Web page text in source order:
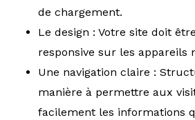
de chargement.
Le design : Votre site doit
responsive sur les appareils
Une navigation claire :
manière à permettre aux
facilement les informations